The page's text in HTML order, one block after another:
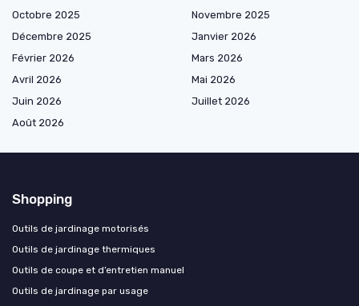
Octobre 2025
Novembre 2025
Décembre 2025
Janvier 2026
Février 2026
Mars 2026
Avril 2026
Mai 2026
Juin 2026
Juillet 2026
Août 2026
Shopping
Outils de jardinage motorisés
Outils de jardinage thermiques
Outils de coupe et d’entretien manuel
Outils de jardinage par usage